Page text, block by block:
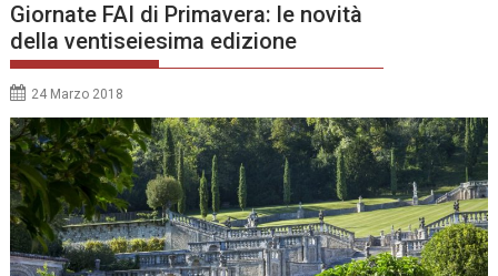
Giornate FAI di Primavera: le novità
della ventiseiesima edizione
24 Marzo 2018